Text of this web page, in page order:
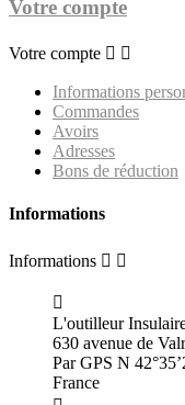
Votre compte
Votre compte  
Informations
Commandes
Avoirs
Adresses
Bons de réduction
Informations
Informations  

L'outilleur
630 avenue de
Par GPS N
France